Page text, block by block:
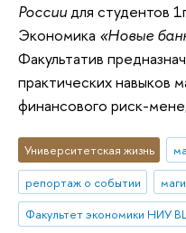
Россиидля студентов
Экономика «Новые
Факультатив
практических навыков
финансового риск-
Университетская жизнь
репортаж о событии